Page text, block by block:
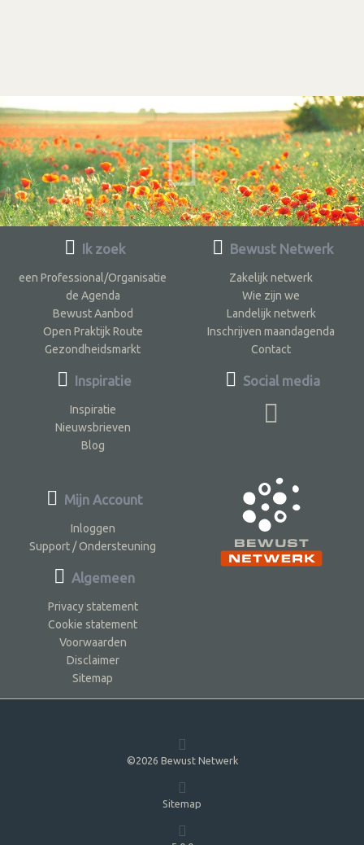
Ik zoek
een Professional/Organisatie
de Agenda
Bewust Aanbod
Open Praktijk Route
Gezondheidsmarkt
Inspiratie
Inspiratie
Nieuwsbrieven
Blog
Bewust Netwerk
Zakelijk netwerk
Wie zijn we
Landelijk netwerk
Inschrijven maandagenda
Contact
Social media
Mijn Account
Inloggen
Support / Ondersteuning
Algemeen
Privacy statement
Cookie statement
Voorwaarden
Disclaimer
Sitemap
©2026 Bewust Netwerk
Sitemap